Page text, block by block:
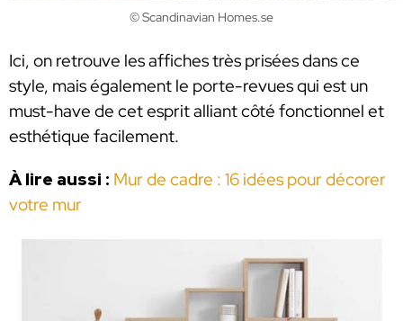
© Scandinavian Homes.se
Ici, on retrouve les affiches très prisées dans ce
style, mais également le porte-revues qui est un
must-have de cet esprit alliant côté fonctionnel et
esthétique facilement.
À lire aussi : Mur de cadre : 16 idées pour décorer
votre mur